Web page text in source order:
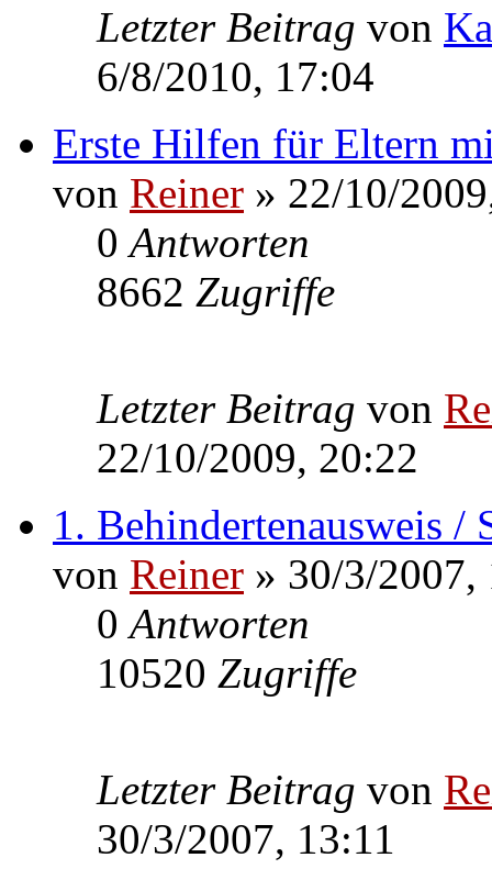
Letzter Beitrag von
6/8/2010, 17:04
Erste Hilfen für Eltern
von Reiner » 22/10/
0Antworten
8662 Zugriffe
Letzter Beitrag von
22/10/2009, 20:22
1. Behindertenausweis /
von Reiner » 30/3/2007,
0Antworten
10520 Zugriffe
Letzter Beitrag von
30/3/2007, 13:11